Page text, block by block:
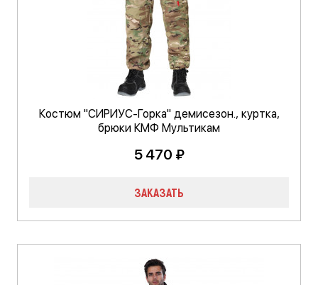
Костюм "СИРИУС-Горка" демисезон., куртка,
брюки КМФ Мультикам
5 470 ₽
ЗАКАЗАТЬ